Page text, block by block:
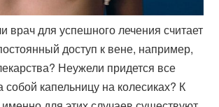
врач для успешного лечения считает
доступ к вене, например,
Неужели придется все
собой капельницу на колесиках? К